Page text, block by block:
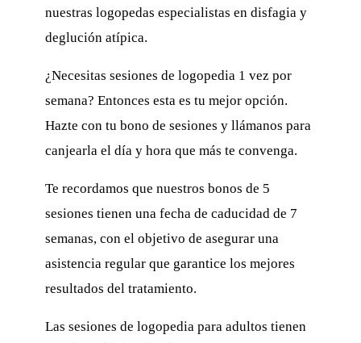
nuestras logopedas especialistas en disfagia y
deglución atípica.
¿Necesitas sesiones de logopedia 1 vez por
semana? Entonces esta es tu mejor opción.
Hazte con tu bono de sesiones y llámanos para
canjearla el día y hora que más te convenga.
Te recordamos que nuestros bonos de 5
sesiones tienen una fecha de caducidad de 7
semanas, con el objetivo de asegurar una
asistencia regular que garantice los mejores
resultados del tratamiento.
Las sesiones de logopedia para adultos tienen